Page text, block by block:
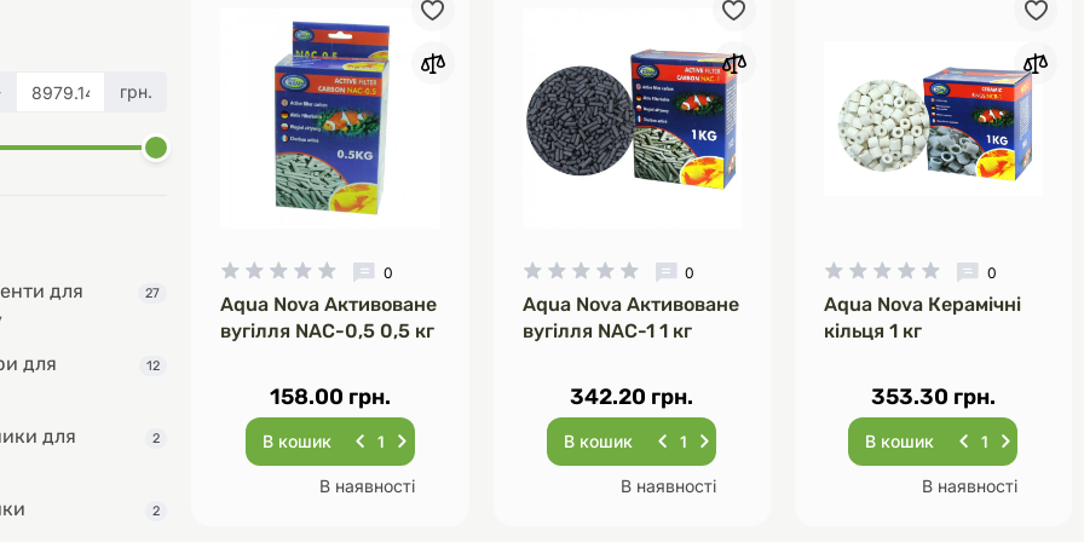
Домашній затишок
Інструменти для
догляду
Переноски Автоаксесуари
та аскесуари
Засоби для догляду Домашній затишок
Інструменти для
догляду
Амуніція
Наповнювачі
Обігрівачі Освітлення
Засоби для догляду Декорації
грн.
для
27
для
12
для
2
2
0
Aqua Nova Активоване
вугілля NAC-0,5 0,5 кг
158.00 грн.
В кошик
В наявності
0
Aqua Nova Активоване
вугілля NAC-1 1 кг
342.20 грн.
В кошик
В наявності
0
Aqua Nova Керамічні
кільця 1 кг
353.30 грн.
В кошик
В наявності